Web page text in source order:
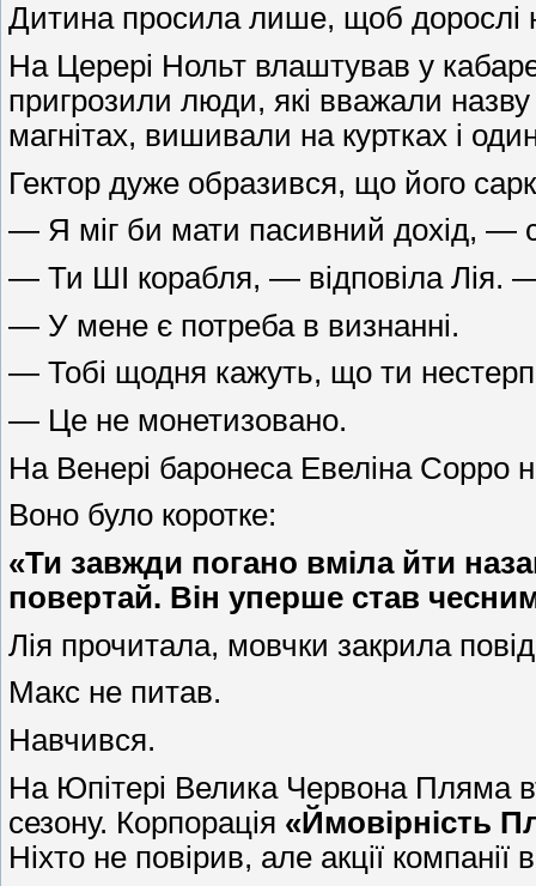
Дитина просила лише, щоб дорослі
На Церері Нольт влаштував у
пригрозили люди, які вважали
магнітах, вишивали на куртках і
Гектор дуже образився, що його
— Я міг би мати пасивний дохід, —
— Ти ШІ корабля, — відповіла Лія.
— У мене є потреба в визнанні.
— Тобі щодня кажуть, що ти
— Це не монетизовано.
На Венері баронеса Евеліна Сорро
Воно було коротке:
«Ти завжди погано вміла йти
повертай. Він уперше став
Лія прочитала, мовчки закрила
Макс не питав.
Навчився.
На Юпітері Велика Червона Пляма
сезону. Корпорація «Ймовірність
Ніхто не повірив, але акції